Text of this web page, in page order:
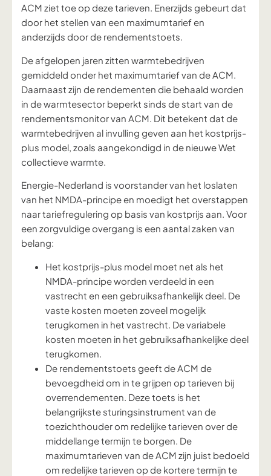
ACM ziet toe op deze tarieven. Enerzijds gebeurt dat
door het stellen van een maximumtarief en
anderzijds door de rendementstoets.
De afgelopen jaren zitten warmtebedrijven
gemiddeld onder het maximumtarief van de ACM.
Daarnaast zijn de rendementen die behaald worden
in de warmtesector beperkt sinds de start van de
rendementsmonitor van ACM. Dit betekent dat de
warmtebedrijven al invulling geven aan het kostprijs-
plus model, zoals aangekondigd in de nieuwe Wet
collectieve warmte.
Energie-Nederland is voorstander van het loslaten
van het NMDA-principe en moedigt het overstappen
naar tariefregulering op basis van kostprijs aan. Voor
een zorgvuldige overgang is een aantal zaken van
belang:
Het kostprijs-plus model moet net als het
NMDA-principe worden verdeeld in een
vastrecht en een gebruiksafhankelijk deel. De
vaste kosten moeten zoveel mogelijk
terugkomen in het vastrecht. De variabele
kosten moeten in het gebruiksafhankelijke deel
terugkomen.
De rendementstoets geeft de ACM de
bevoegdheid om in te grijpen op tarieven bij
overrendementen. Deze toets is het
belangrijkste sturingsinstrument van de
toezichthouder om redelijke tarieven over de
middellange termijn te borgen. De
maximumtarieven van de ACM zijn juist bedoeld
om redelijke tarieven op de kortere termijn te